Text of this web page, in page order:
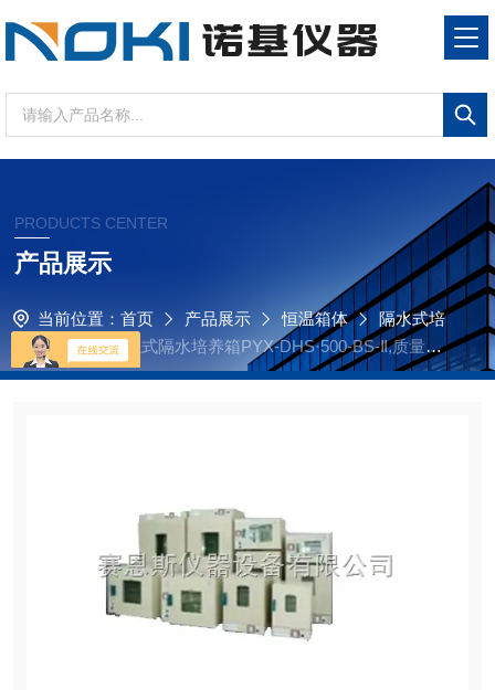
PRODUCTS CENTER
产品展示
当前位置： 首页 产品展示 恒温箱体
隔水式培
养箱
实验室立式隔水培养箱PYX-DHS·500-BS-Ⅱ,质量可
靠